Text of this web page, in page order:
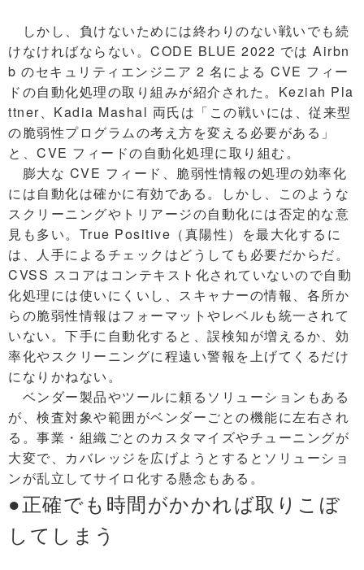
しかし、負けないためには終わりのない戦いでも続
けなければならない。CODE BLUE 2022 では Airbn
b のセキュリティエンジニア 2 名による CVE フィー
ドの自動化処理の取り組みが紹介された。Keziah Pla
ttner、Kadia Mashal 両氏は「この戦いには、従来型
の脆弱性プログラムの考え方を変える必要がある」
と、CVE フィードの自動化処理に取り組む。
膨大な CVE フィード、脆弱性情報の処理の効率化
には自動化は確かに有効である。しかし、このような
スクリーニングやトリアージの自動化には否定的な意
見も多い。True Positive（真陽性）を最大化するに
は、人手によるチェックはどうしても必要だからだ。
CVSS スコアはコンテキスト化されていないので自動
化処理には使いにくいし、スキャナーの情報、各所か
らの脆弱性情報はフォーマットやレベルも統一されて
いない。下手に自動化すると、誤検知が増えるか、効
率化やスクリーニングに程遠い警報を上げてくるだけ
になりかねない。
ベンダー製品やツールに頼るソリューションもある
が、検査対象や範囲がベンダーごとの機能に左右され
る。事業・組織ごとのカスタマイズやチューニングが
大変で、カバレッジを広げようとするとソリューショ
ンが乱立してサイロ化する懸念もある。
●正確でも時間がかかれば取りこぼ
してしまう